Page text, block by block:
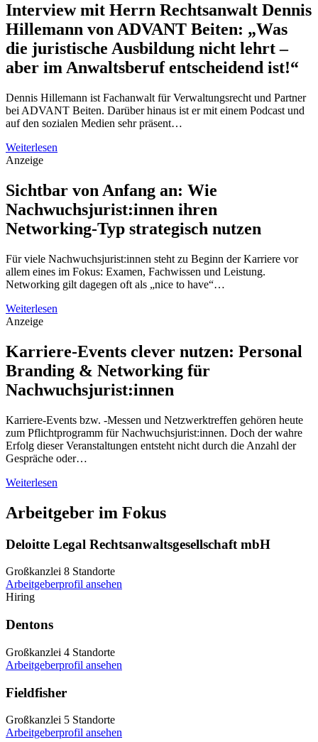
Interview mit Herrn Rechtsanwalt Dennis
Hillemann von ADVANT Beiten: „Was
die juristische Ausbildung nicht lehrt –
aber im Anwaltsberuf entscheidend ist!“
Dennis Hillemann ist Fachanwalt für Verwaltungsrecht und Partner
bei ADVANT Beiten. Darüber hinaus ist er mit einem Podcast und
auf den sozialen Medien sehr präsent…
Weiterlesen
Anzeige
Sichtbar von Anfang an: Wie
Nachwuchsjurist:innen ihren
Networking-Typ strategisch nutzen
Für viele Nachwuchsjurist:innen steht zu Beginn der Karriere vor
allem eines im Fokus: Examen, Fachwissen und Leistung.
Networking gilt dagegen oft als „nice to have“…
Weiterlesen
Anzeige
Karriere-Events clever nutzen: Personal
Branding & Networking für
Nachwuchsjurist:innen
Karriere-Events bzw. -Messen und Netzwerktreffen gehören heute
zum Pflichtprogramm für Nachwuchsjurist:innen. Doch der wahre
Erfolg dieser Veranstaltungen entsteht nicht durch die Anzahl der
Gespräche oder…
Weiterlesen
Arbeitgeber im Fokus
Deloitte Legal Rechtsanwaltsgesellschaft mbH
Großkanzlei 8 Standorte
Arbeitgeberprofil ansehen
Hiring
Dentons
Großkanzlei 4 Standorte
Arbeitgeberprofil ansehen
Fieldfisher
Großkanzlei 5 Standorte
Arbeitgeberprofil ansehen